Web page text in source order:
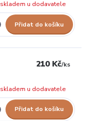
skladem u dodavatele
Přidat do košíku
210 Kč/ks
skladem u dodavatele
Přidat do košíku